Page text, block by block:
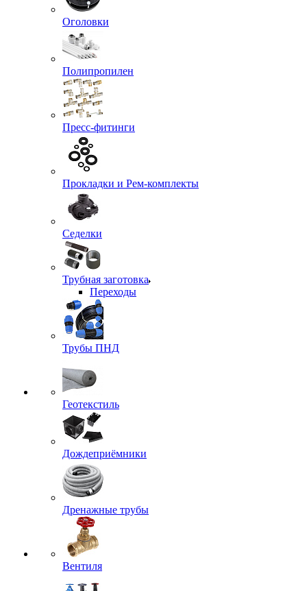
Оголовки
Полипропилен
Пресс-фитинги
Прокладки и Рем-комплекты
Седелки
Трубная заготовка
Переходы
Трубы ПНД
Геотекстиль
Дождеприёмники
Дренажные трубы
Вентиля